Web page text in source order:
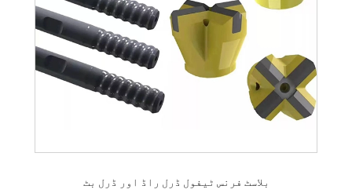
بلاسٹ فرنس ٹیفول ڈرل راڈ اور ڈرل بٹ